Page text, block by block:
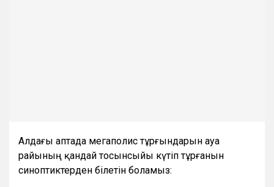
Алдағы аптада мегаполис тұрғындарын ауа
райының қандай тосынсыйы күтіп тұрғанын
синоптиктерден білетін боламыз: